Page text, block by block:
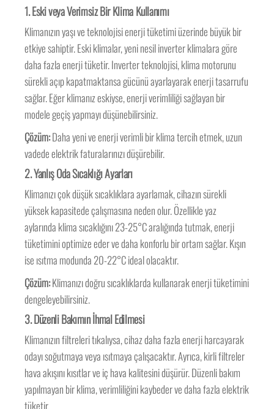
1.Eski veya Verimsiz Bir Klima Kullanımı
Klimanızın yaşı ve teknolojisi enerji tüketimi üzerinde büyük bir
etkiye sahiptir. Eski klimalar, yeni nesil inverter klimalara göre
daha fazla enerji tüketir. Inverter teknolojisi, klima motorunu
sürekli açıp kapatmaktansa gücünü ayarlayarak enerji tasarrufu
sağlar. Eğer klimanız eskiyse, enerji verimliliği sağlayan bir
modele geçiş yapmayı düşünebilirsiniz.
Çözüm:Daha yeni ve enerji verimli bir klima tercih etmek, uzun
vadede elektrik faturalarınızı düşürebilir.
2.Yanlış Oda Sıcaklığı Ayarları
Klimanızı çok düşük sıcaklıklara ayarlamak, cihazın sürekli
yüksek kapasitede çalışmasına neden olur. Özellikle yaz
aylarında klima sıcaklığını 23-25°C aralığında tutmak, enerji
tüketimini optimize eder ve daha konforlu bir ortam sağlar. Kışın
ise ısıtma modunda 20-22°C ideal olacaktır.
Çözüm:Klimanızı doğru sıcaklıklarda kullanarak enerji tüketimini
dengeleyebilirsiniz.
3.Düzenli Bakımın İhmal Edilmesi
Klimanızın filtreleri tıkalıysa, cihaz daha fazla enerji harcayarak
odayı soğutmaya veya ısıtmaya çalışacaktır. Ayrıca, kirli filtreler
hava akışını kısıtlar ve iç hava kalitesini düşürür. Düzenli bakım
yapılmayan bir klima, verimliliğini kaybeder ve daha fazla elektrik
tüketir.